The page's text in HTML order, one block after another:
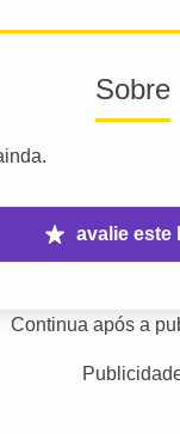
Sobre
avalie este
Continua após a